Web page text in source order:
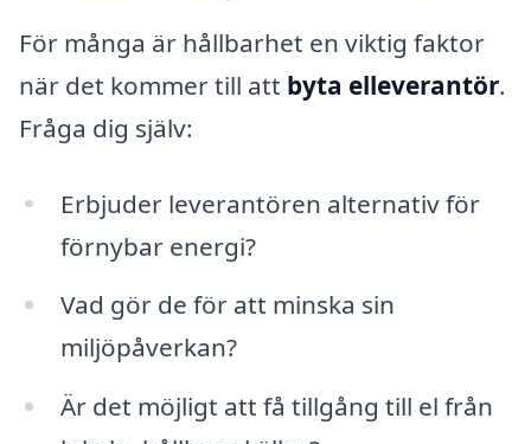
För många är hållbarhet en viktig faktor
när det kommer till att byta elleverantör.
Fråga dig själv:
Erbjuder leverantören alternativ för
förnybar energi?
Vad gör de för att minska sin
miljöpåverkan?
Är det möjligt att få tillgång till el från